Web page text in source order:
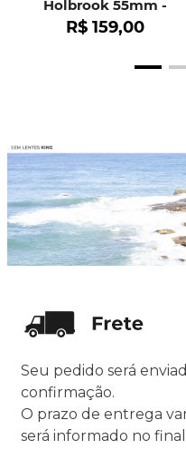
Holbrook 55mm -
OO9102
R$ 159,00
Seu pedido será
confirmação.
O prazo de entrega
será informado no